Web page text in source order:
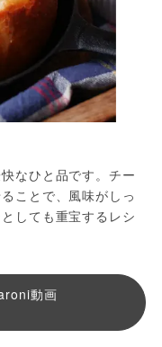
なひと品です。チー
ことで、風味がしっ
しても重宝するレシ
動画